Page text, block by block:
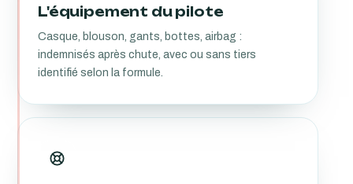
L'équipement du pilote
Casque, blouson, gants, bottes, airbag :
indemnisés après chute, avec ou sans tiers
identifié selon la formule.